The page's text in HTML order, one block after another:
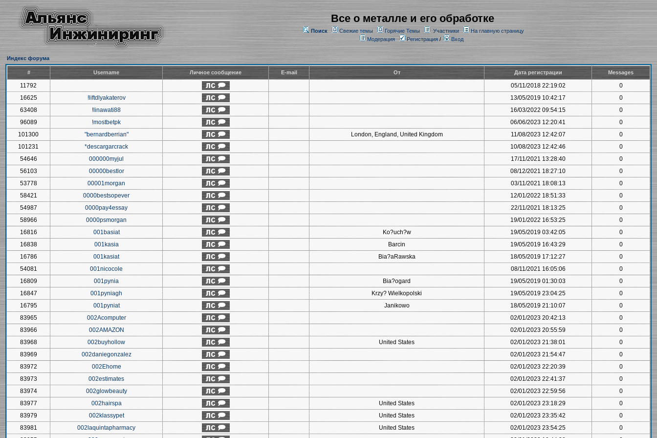
Все о металле и его обработке
Поиск Свежие темы Горячие Темы Участники
На главную страницу
Модерация
Регистрация/ Вход
Индекс форума
# Username Личное сообщение E-mail От Дата регистрации Messages
11792 05/11/2018 22:19:02
0
16625
!liftdlyakaterov 13/05/2019 10:42:17
0
63408
!linawati88 16/03/2022 09:54:15
0
96089
!mostbetpk 06/06/2023 12:20:41
0
101300
"bernardberrian" London, England, United Kingdom 11/08/2023 12:42:07
0
101231
*descargarcrack 10/08/2023 12:42:46
0
54646
000000myjul 17/11/2021 13:28:40
0
56103
00000bestlor 08/12/2021 18:27:10
0
53778
00001morgan 03/11/2021 18:08:13
0
58421
0000bestsopever 12/01/2022 18:51:33
0
54987
0000pay4essay 22/11/2021 18:13:25
0
58966
0000psmorgan 19/01/2022 16:53:25
0
16816
001basiat Ko?uch?w 19/05/2019 03:42:05
0
16838
001kasia Barcin 19/05/2019 16:43:29
0
16786
001kasiat Bia?aRawska 18/05/2019 17:12:27
0
54081
001nicocole 08/11/2021 16:05:06
0
16809
001pynia Bia?ogard 19/05/2019 01:30:03
0
16847
001pyniagh Krzy? Wielkopolski 19/05/2019 23:04:25
0
16795
001pyniat Janikowo 18/05/2019 21:10:07
0
83965
002Acomputer 02/01/2023 20:42:13
0
83966
002AMAZON 02/01/2023 20:55:59
0
83968
002buyhollow United States 02/01/2023 21:38:01
0
83969
002daniegonzalez 02/01/2023 21:54:47
0
83972
002Ehome 02/01/2023 22:20:39
0
83973
002estimates 02/01/2023 22:41:37
0
83974
002glowbeauty 02/01/2023 22:59:56
0
83977
002hairspa United States 02/01/2023 23:18:29
0
83979
002klassypet United States 02/01/2023 23:35:42
0
83981
002laquintapharmacy United States 02/01/2023 23:54:25
0